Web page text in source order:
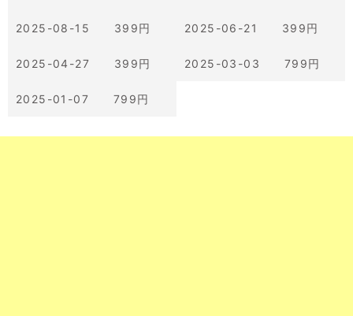
2025-08-15 399円 2025-06-21 399円
2025-04-27 399円 2025-03-03 799円
2025-01-07 799円